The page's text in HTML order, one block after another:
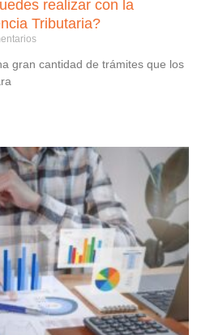
realizar con la
Tributaria?
gran cantidad de trámites que los